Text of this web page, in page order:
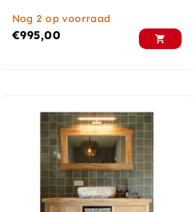
Nog 2 op voorraad
€995,00